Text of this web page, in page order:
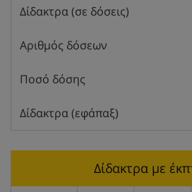
Δίδακτρα (σε δόσεις)
Αριθμός δόσεων
Ποσό δόσης
Δίδακτρα (εφάπαξ)
Δίδακτρα με